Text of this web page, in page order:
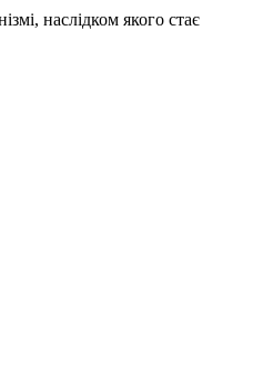
наслідком якого стає